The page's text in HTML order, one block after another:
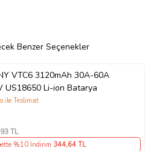
Benzer Seçenekler
VTC6 3120mAh 30A-60A
US18650 Li-ion Batarya
ile Teslimat
TL
%10 İndirim 344,64 TL